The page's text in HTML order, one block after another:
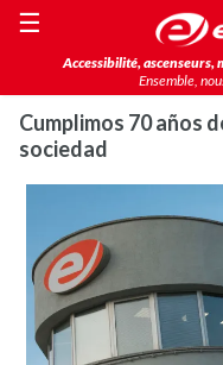
Accessibilité,
Ensemble,
☰
Cumplimos 70 años
sociedad